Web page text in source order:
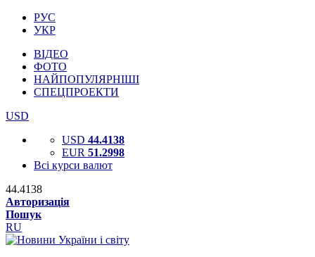
РУС
УКР
ВІДЕО
ФОТО
НАЙПОПУЛЯРНІШІ
СПЕЦПРОЕКТИ
USD
USD 44.4138
EUR 51.2998
Всі курси валют
44.4138
Авторизація
Пошук
RU